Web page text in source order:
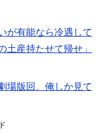
が有能なら冷遇して
土産持たせて帰せ」
場版回、俺しか見て